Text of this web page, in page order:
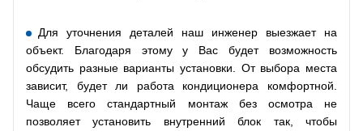
Для уточнения деталей наш инженер выезжает на
объект. Благодаря этому у Вас будет возможность
обсудить разные варианты установки. От выбора места
зависит, будет ли работа кондиционера комфортной.
Чаще всего стандартный монтаж без осмотра не
позволяет установить внутренний блок так, чтобы